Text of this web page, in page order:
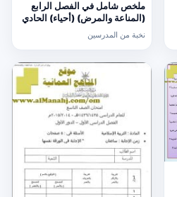
ملخص شامل في الفصل الرابع
(المناعة والمرض) (أحياء) الحادي
نخبة من المدرسين